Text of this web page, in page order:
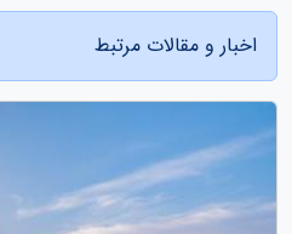
اخبار و مقالات مرتبط